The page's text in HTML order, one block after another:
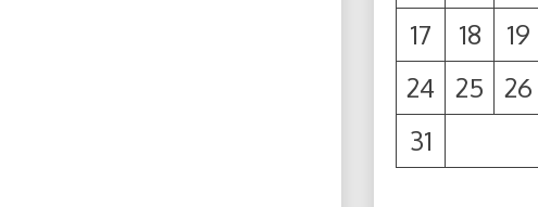
17
18 19
24
25 26
31